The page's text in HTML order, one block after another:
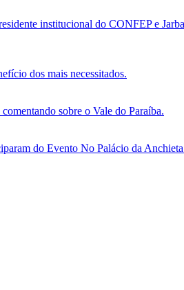
institucional do CONFEP e
dos mais necessitados.
sobre o Vale do Paraíba.
do Evento No Palácio da